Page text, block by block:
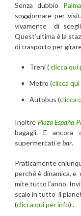
Senza dubbio Palma
soggiornare per
vivamente di
Quest’ultima è la
di trasporto per
Treni (clicca qui
Metro (clicca
Autobus (clicca
Inoltre Plaza España
bagagli. E
supermercati ebar.
Praticamente
perché è dinamica,
mite tutto l’anno.
scalo in tutto il
(clicca qui per info) .